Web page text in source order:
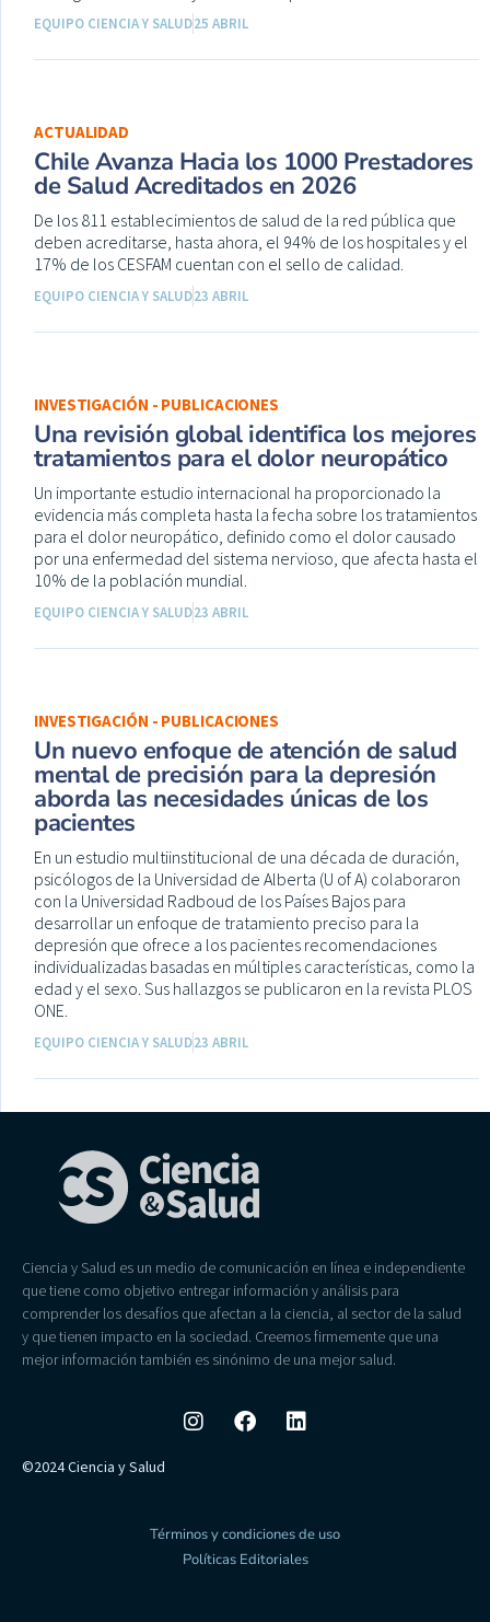
EQUIPO CIENCIA Y SALUD25 ABRIL
ACTUALIDAD
Chile Avanza Hacia los 1000 Prestadores
de Salud Acreditados en 2026
De los 811 establecimientos de salud de la red pública que
deben acreditarse, hasta ahora, el 94% de los hospitales y el
17% de los CESFAM cuentan con el sello de calidad.
EQUIPO CIENCIA Y SALUD23 ABRIL
INVESTIGACIÓN - PUBLICACIONES
Una revisión global identifica los mejores
tratamientos para el dolor neuropático
Un importante estudio internacional ha proporcionado la
evidencia más completa hasta la fecha sobre los tratamientos
para el dolor neuropático, definido como el dolor causado
por una enfermedad del sistema nervioso, que afecta hasta el
10% de la población mundial.
EQUIPO CIENCIA Y SALUD23 ABRIL
INVESTIGACIÓN - PUBLICACIONES
Un nuevo enfoque de atención de salud
mental de precisión para la depresión
aborda las necesidades únicas de los
pacientes
En un estudio multiinstitucional de una década de duración,
psicólogos de la Universidad de Alberta (U of A) colaboraron
con la Universidad Radboud de los Países Bajos para
desarrollar un enfoque de tratamiento preciso para la
depresión que ofrece a los pacientes recomendaciones
individualizadas basadas en múltiples características, como la
edad y el sexo. Sus hallazgos se publicaron en la revista PLOS
ONE.
EQUIPO CIENCIA Y SALUD23 ABRIL
Ciencia y Salud es un medio de comunicación en línea e independiente
que tiene como objetivo entregar información y análisis para
comprender los desafíos que afectan a la ciencia, al sector de la salud
y que tienen impacto en la sociedad. Creemos firmemente que una
mejor información también es sinónimo de una mejor salud.
©2024 Ciencia y Salud
Términos y condiciones de uso
Políticas Editoriales